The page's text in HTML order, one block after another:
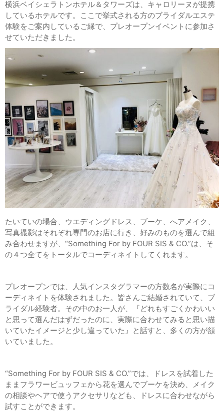
横浜ベイシェラトンホテル＆タワーズは、キャロリーヌが提携
しているホテルです。ここで挙式される方のブライダルエステ
体験をご案内しているご縁で、プレオープンイベントに参加さ
せていただきました。
たいていの場合、ウエディングドレス、ブーケ、へアメイク、
写真撮影はそれぞれ専門のお店に行き、好みのものを選んで組
み合わせますが、“Something For by FOUR SIS & CO.”は、そ
の４つ全てをトータルでコーディネイトしてくれます。
プレオープンでは、人気インスタグラマーの方数名が実際にコ
ーディネイトを体験されました。皆さんご結婚されていて、ブ
ライダル経験者。その中のお一人が、『どれもすごくかわいい
と思って選んだはずだったのに、実際に合わせてみると思い描
いていたイメージと少し違っていた』と話すと、多くの方が頷
いていました。
“Something For by FOUR SIS & CO.”では、ドレスを試着した
ままフラワービュッフェから花を選んでブーケを決め、メイク
の相談やヘアで使うアクセサリなども、ドレスに合わせながら
試すことができます。